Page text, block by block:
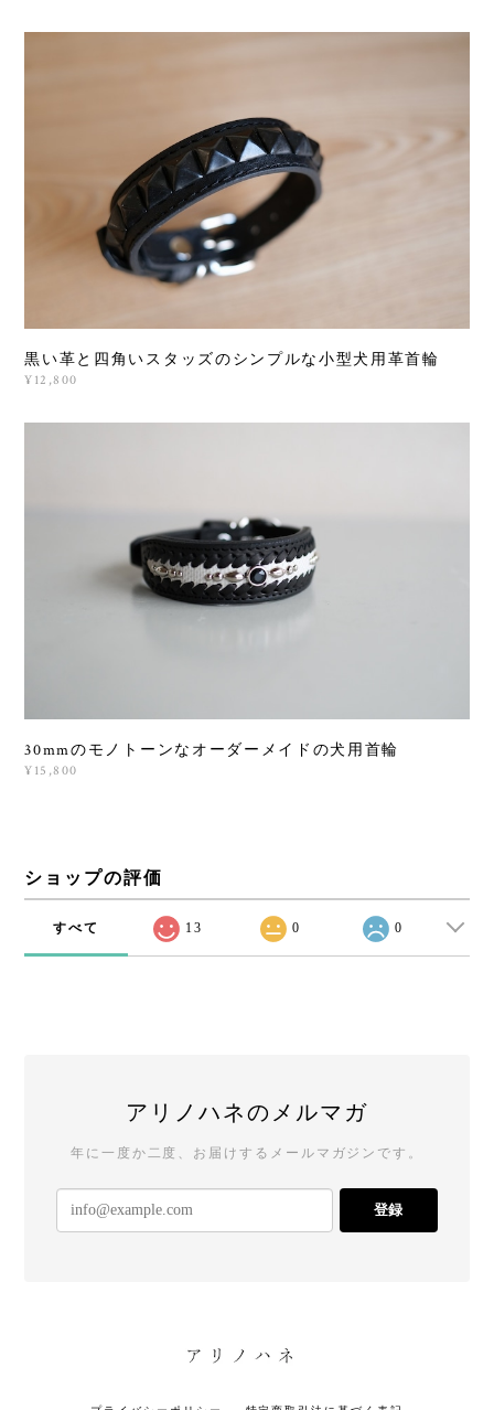
黒い革と四角いスタッズのシンプルな小型犬用革首輪
¥12,800
30mmのモノトーンなオーダーメイドの犬用首輪
¥15,800
ショップの評価
すべて 13 0 0
アリノハネのメルマガ
年に一度か二度、お届けするメールマガジンです。
登録